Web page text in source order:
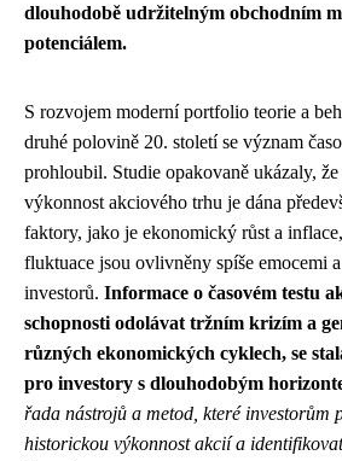
dlouhodobě udržitelným obchodním
potenciálem.
S rozvojem moderní portfolio teorie a
druhé polovině 20. století se význam
prohloubil. Studie opakovaně ukázaly,
výkonnost akciového trhu je dána
faktory, jako je ekonomický růst a
fluktuace jsou ovlivněny spíše emocemi
investorů. Informace o časovém testu
schopnosti odolávat tržním krizím a
různých ekonomických cyklech, se
pro investory s dlouhodobým
řada nástrojů a metod, které investorům
historickou výkonnost akcií a